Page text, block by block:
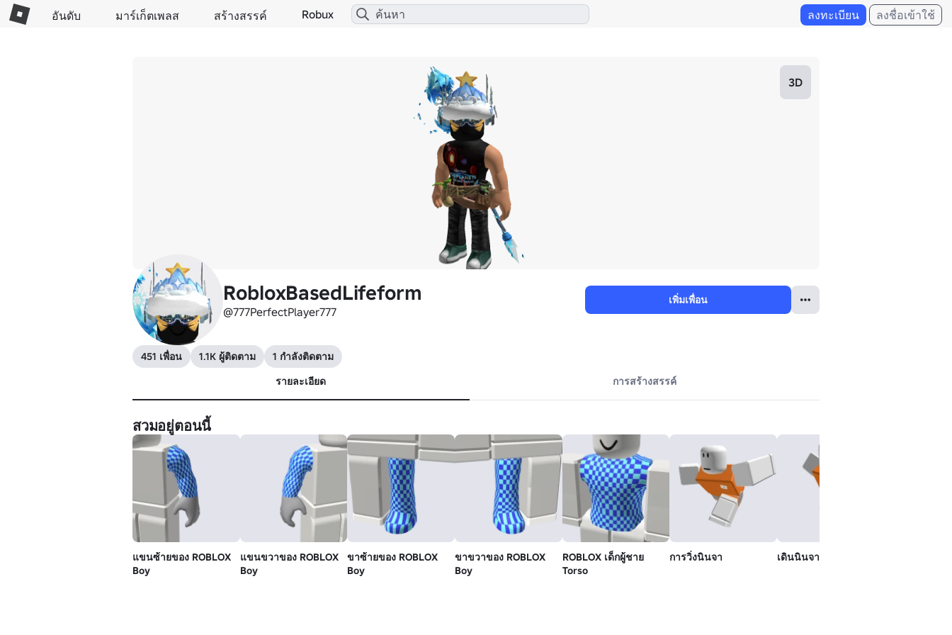
อันดับ มาร์เก็ตเพลส สร้างสรรค์ Robux ลงทะเบียน ลงชื่อเข้าใช้
3D
RobloxBasedLifeform
@777PerfectPlayer777
เพิ่มเพื่อน
451 เพื่อน 1.1K ผู้ติดตาม
1 กำลังติดตาม
รายละเอียด
การสร้างสรรค์
สวมอยู่ตอนนี้
แขนซ้ายของ ROBLOX
Boy
แขนขวาของ ROBLOX
Boy
ขาซ้ายของ ROBLOX
Boy
ขาขวาของ ROBLOX
Boy
ROBLOX เด็กผู้ชาย
Torso
การวิ่งนินจา เดินนินจา